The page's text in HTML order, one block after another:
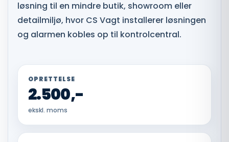
løsning til en mindre butik, showroom eller
detailmiljø, hvor CS Vagt installerer løsningen
og alarmen kobles op til kontrolcentral.
OPRETTELSE
2.500,-
ekskl. moms